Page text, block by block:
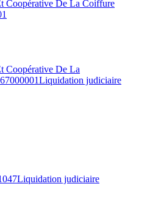
Coopérative De La Coiffure
Coopérative De La
Liquidation judiciaire
Liquidation judiciaire